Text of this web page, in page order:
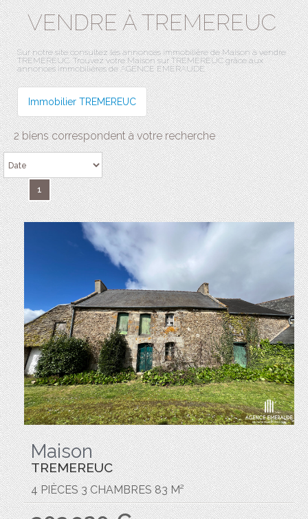
VENDRE À TREMEREUC
Sur notre site consultez les annonces immobilière de Maison à vendre
TREMEREUC. Trouvez votre Maison sur TREMEREUC grâce aux
annonces immobilières de AGENCE EMERAUDE.
Immobilier TREMEREUC
2 biens correspondent à votre recherche
1
Maison
TREMEREUC
4 PIÈCES 3 CHAMBRES 83 M²